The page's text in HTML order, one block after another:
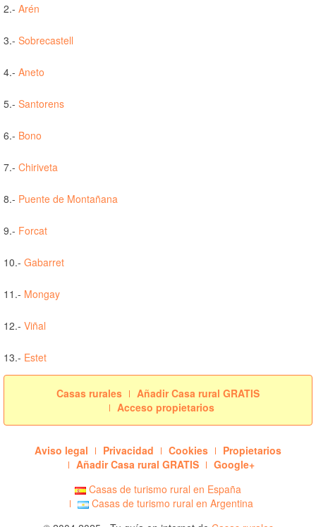
2.- Arén
3.- Sobrecastell
4.- Aneto
5.- Santorens
6.- Bono
7.- Chiriveta
8.- Puente de Montañana
9.- Forcat
10.- Gabarret
11.- Mongay
12.- Viñal
13.- Estet
Casas rurales
Añadir Casa rural GRATIS
Acceso propietarios
Aviso legal Privacidad Cookies
Propietarios
Añadir Casa rural GRATIS
Google+
Casas de turismo rural en España
Casas de turismo rural en Argentina